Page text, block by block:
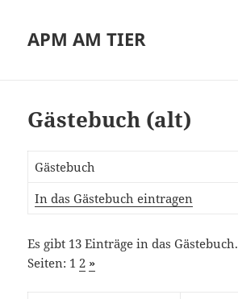
APM AM TIER
Gästebuch (alt)
Gästebuch
In das Gästebuch eintragen
Es gibt 13 Einträge in das Gästebuch.
Seiten: 12 »